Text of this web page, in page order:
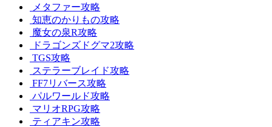
メタファー攻略
知恵のかりもの攻略
魔女の泉R攻略
ドラゴンズドグマ2攻略
TGS攻略
ステラーブレイド攻略
FF7リバース攻略
パルワールド攻略
マリオRPG攻略
ティアキン攻略